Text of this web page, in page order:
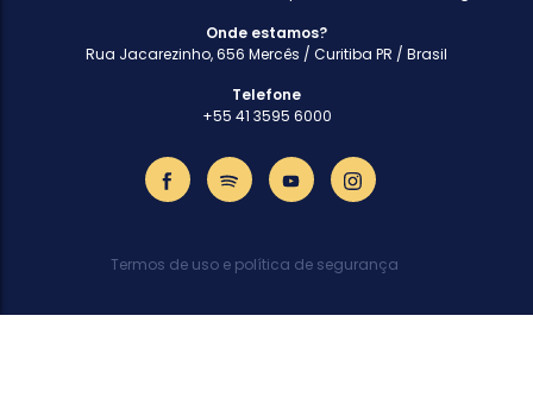
Onde estamos?
Rua Jacarezinho, 656 Mercês / Curitiba PR / Brasil
Telefone
+55 41 3595 6000
Termos de uso e política de segurança